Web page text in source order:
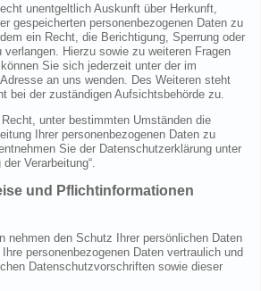
unentgeltlich Auskunft über Herkunft,
gespeicherten personenbezogenen Daten zu
ein Recht, die Berichtigung, Sperrung oder
Hierzu sowie zu weiteren Fragen
Sie sich jederzeit unter der im
an uns wenden. Des Weiteren steht
bei der zuständigen Aufsichtsbehörde zu.
unter bestimmten Umständen die
Ihrer personenbezogenen Daten zu
Sie der Datenschutzerklärung unter
Verarbeitung“.
und Pflichtinformationen
nehmen den Schutz Ihrer persönlichen Daten
personenbezogenen Daten vertraulich und
Datenschutzvorschriften sowie dieser